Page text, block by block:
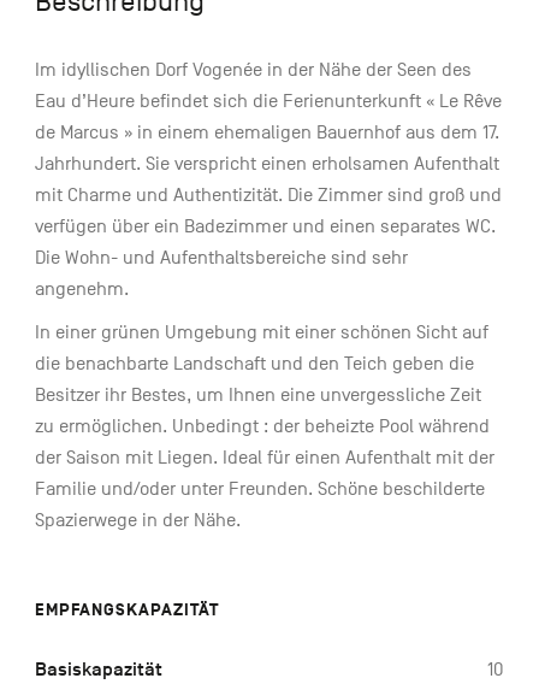
Im idyllischen Dorf Vogenée in der Nähe der Seen des
Eau d’Heure befindet sich die Ferienunterkunft « Le Rêve
de Marcus » in einem ehemaligen Bauernhof aus dem 17.
Jahrhundert. Sie verspricht einen erholsamen Aufenthalt
mit Charme und Authentizität. Die Zimmer sind groß und
verfügen über ein Badezimmer und einen separates WC.
Die Wohn- und Aufenthaltsbereiche sind sehr
angenehm.
In einer grünen Umgebung mit einer schönen Sicht auf
die benachbarte Landschaft und den Teich geben die
Besitzer ihr Bestes, um Ihnen eine unvergessliche Zeit
zu ermöglichen. Unbedingt : der beheizte Pool während
der Saison mit Liegen. Ideal für einen Aufenthalt mit der
Familie und/oder unter Freunden. Schöne beschilderte
Spazierwege in der Nähe.
EMPFANGSKAPAZITÄT
Basiskapazität 10